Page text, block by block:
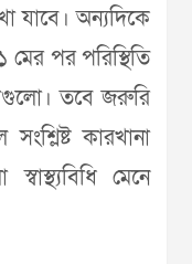
যাবে। অন্যদিকে
পর পরিস্থিতি
তবে জরুরি
কারখানা
মেনে